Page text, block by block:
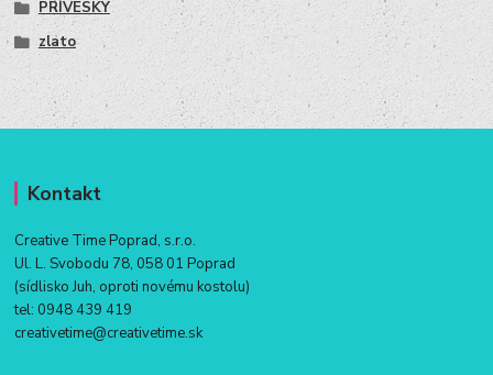
PRÍVESKY
zlato
Kontakt
Creative Time Poprad, s.r.o.
Ul. L. Svobodu 78, 058 01 Poprad
(sídlisko Juh, oproti novému kostolu)
tel: 0948 439 419
creativetime@creativetime.sk